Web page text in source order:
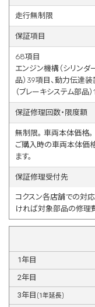
走行無制限
保証項目
68項目
エンジン機構（シリンダ
品）39項目、動力伝達装
（ブレーキシステム部品
保証修理回数・限度額
無制限。 車両本体価格。
ご購入時の車両本体価
ます。
保証修理受付先
コクスン各店舗での対
ければ対象部品の修理
1年目
2年目
3年目 (1年延長)